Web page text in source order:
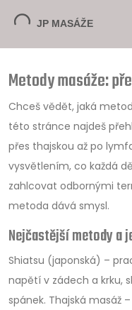
Metody masáže:
Chceš vědět, jaká
této stránce najdeš
přes thajskou až po
vysvětlením, co každá
zahlcovat odbornými
metoda dává smysl.
Nejčastější metody a
Shiatsu (japonská) –
napětí v zádech a krku,
spánek. Thajská masáž